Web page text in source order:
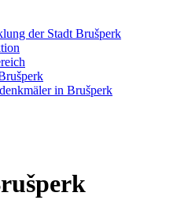
der Stadt Brušperk
in Brušperk